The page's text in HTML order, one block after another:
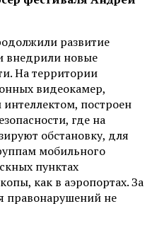
развитие
внедрили новые
На территории
видеокамер,
построен
где на
обстановку, для
мобильного
пунктах
как в аэропортах. За
правонарушений не